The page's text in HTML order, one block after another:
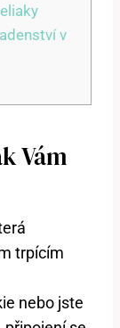
v
Vám
trpícím
nebo jste